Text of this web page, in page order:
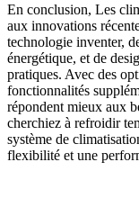
En conclusion, Les
aux innovations
technologie inventer,
énergétique, et de
pratiques. Avec des
fonctionnalités
répondent mieux aux
cherchiez à refroidir
système de
flexibilité et une